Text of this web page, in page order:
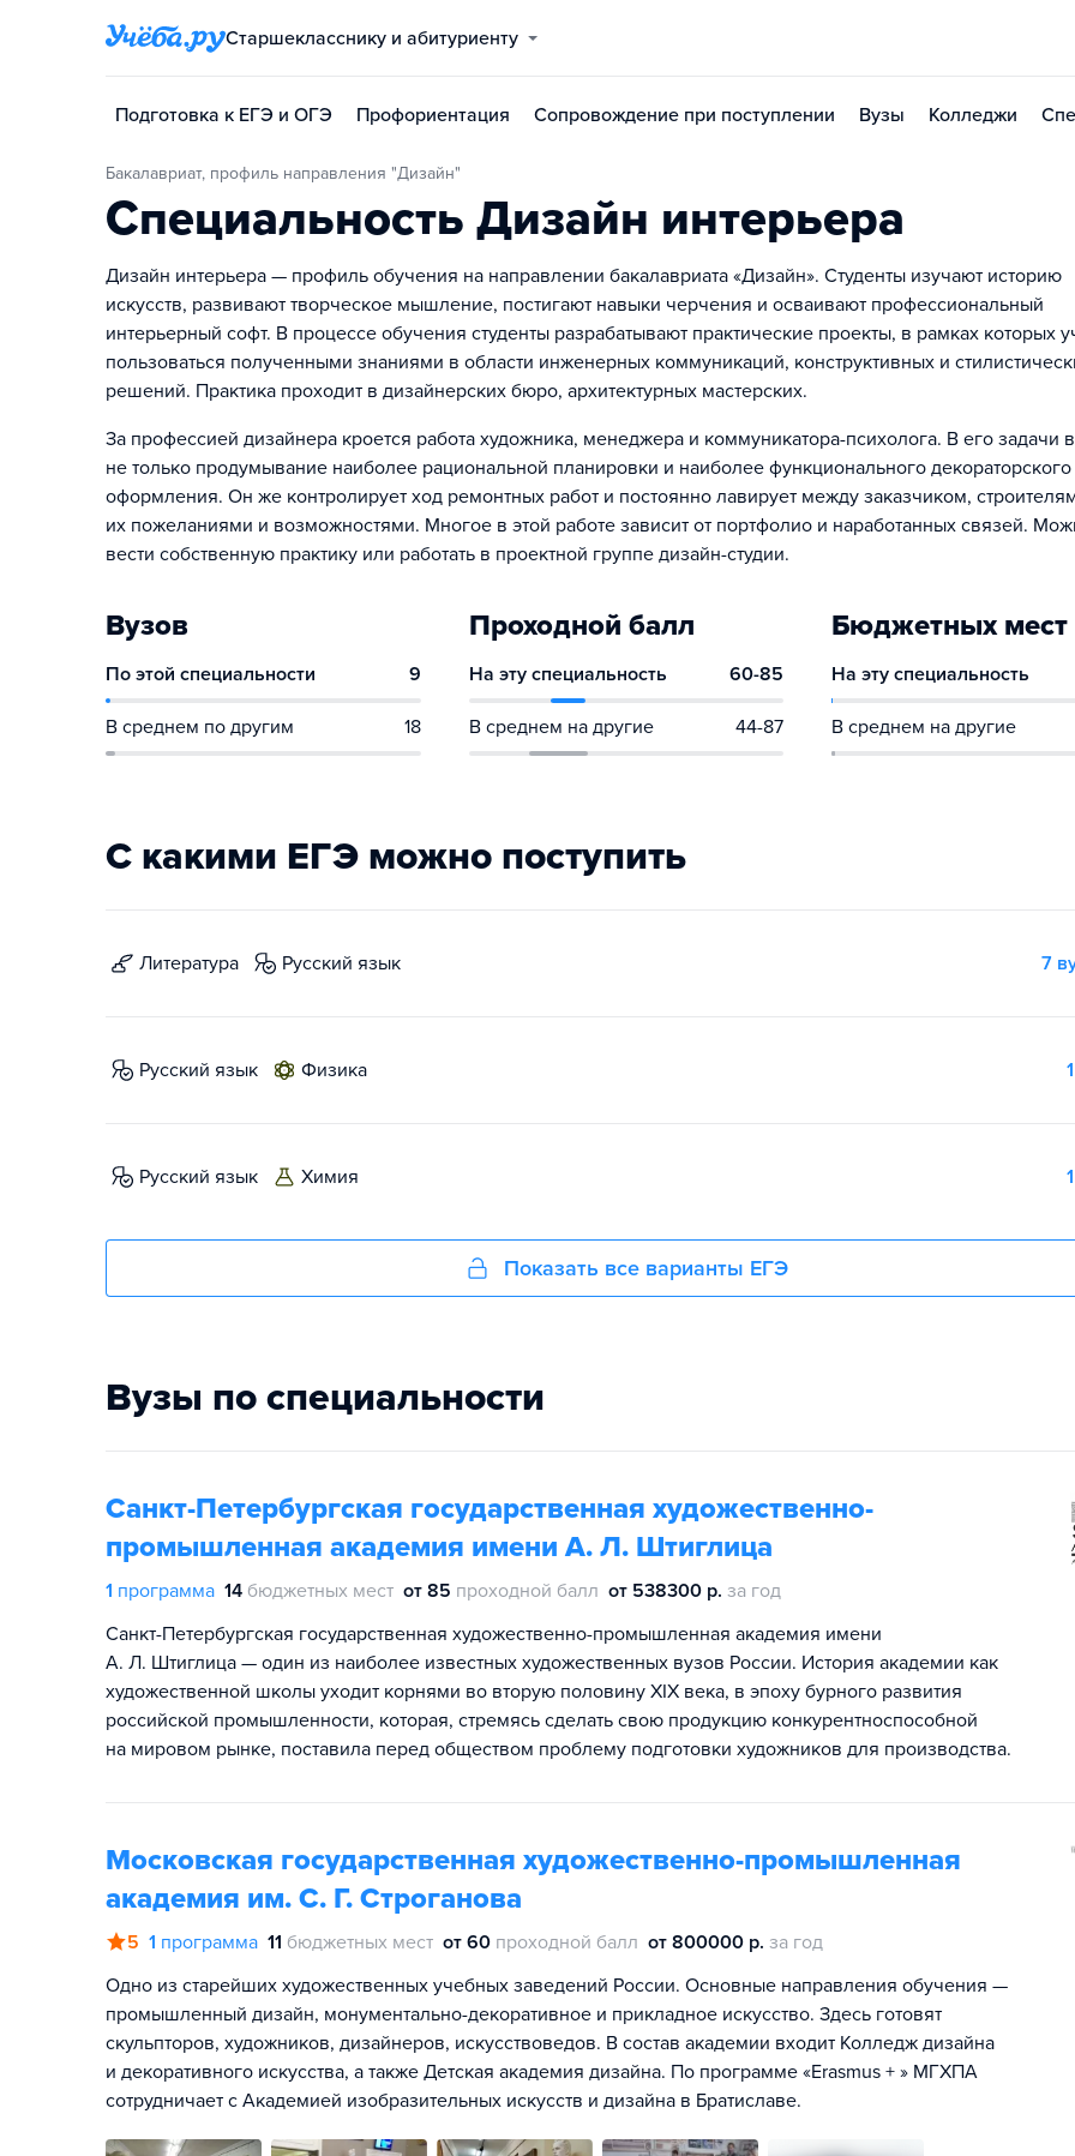
Старшекласснику и абитуриенту
Подготовка к ЕГЭ и ОГЭ Профориентация Сопровождение при поступлении Вузы Колледжи
Бакалавриат, профиль направления "Дизайн"
Специальность Дизайн интерьера
Дизайн интерьера — профиль обучения на направлении бакалавриата «Дизайн». Студенты изучают историю
искусств, развивают творческое мышление, постигают навыки черчения и осваивают профессиональный
интерьерный софт. В процессе обучения студенты разрабатывают практические проекты, в рамках которых
пользоваться полученными знаниями в области инженерных коммуникаций, конструктивных и
решений. Практика проходит в дизайнерских бюро, архитектурных мастерских.
За профессией дизайнера кроется работа художника, менеджера и коммуникатора-психолога. В его задачи
не только продумывание наиболее рациональной планировки и наиболее функционального декораторского
оформления. Он же контролирует ход ремонтных работ и постоянно лавирует между заказчиком,
их пожеланиями и возможностями. Многое в этой работе зависит от портфолио и наработанных связей.
вести собственную практику или работать в проектной группе дизайн-студии.
Вузов
По этой специальности 9
В среднем по другим 18
Проходной балл
На эту специальность 60-85
В среднем на другие 44-87
Бюджетных мест
На эту специальность
В среднем на другие
С какими ЕГЭ можно поступить
литература русский язык 7
русский язык физика
русский язык химия
Показать все варианты ЕГЭ
Вузы по специальности
Санкт-Петербургская государственная художественно-
промышленная академия имени А. Л. Штиглица
1 программа 14 бюджетных мест от 85 проходной балл от 538300 р. за год
Санкт-Петербургская государственная художественно-промышленная академия имени
А. Л. Штиглица — один из наиболее известных художественных вузов России. История академии как
художественной школы уходит корнями во вторую половину XIX века, в эпоху бурного развития
российской промышленности, которая, стремясь сделать свою продукцию конкурентноспособной
на мировом рынке, поставила перед обществом проблему подготовки художников для производства.
Московская государственная художественно-промышленная
академия им. С. Г. Строганова
5 1 программа 11 бюджетных мест от 60 проходной балл от 800000 р. за год
Одно из старейших художественных учебных заведений России. Основные направления обучения —
промышленный дизайн, монументально-декоративное и прикладное искусство. Здесь готовят
скульпторов, художников, дизайнеров, искусствоведов. В состав академии входит Колледж дизайна
и декоративного искусства, а также Детская академия дизайна. По программе «Erasmus + » МГХПА
сотрудничает с Академией изобразительных искусств и дизайна в Братиславе.